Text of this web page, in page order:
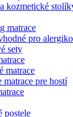
kozmetické
matrace
pro
sety
matrace
matrace pre hostí
postele